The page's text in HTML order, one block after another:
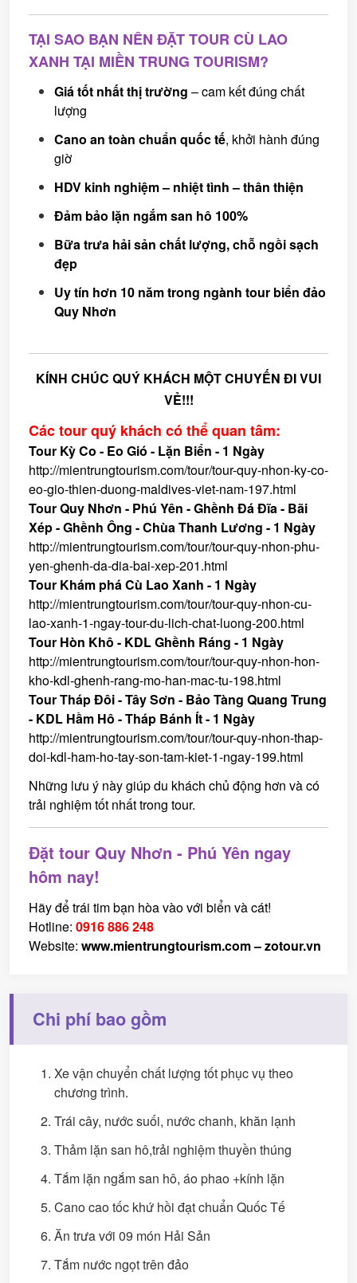
TẠI SAO BẠN NÊN ĐẶT TOUR CÙ LAO
XANH TẠI MIỀN TRUNG TOURISM?
Giá tốt nhất thị trường – cam kết đúng chất
lượng
Cano an toàn chuẩn quốc tế, khởi hành đúng
giờ
HDV kinh nghiệm – nhiệt tình – thân thiện
Đảm bảo lặn ngắm san hô 100%
Bữa trưa hải sản chất lượng, chỗ ngồi sạch
đẹp
Uy tín hơn 10 năm trong ngành tour biển đảo
Quy Nhơn
KÍNH CHÚC QUÝ KHÁCH MỘT CHUYẾN ĐI VUI
VẺ!!!
Các tour quý khách có thể quan tâm:
Tour Kỳ Co - Eo Gió - Lặn Biển - 1 Ngày
http://mientrungtourism.com/tour/tour-quy-nhon-ky-co-
eo-gio-thien-duong-maldives-viet-nam-197.html
Tour Quy Nhơn - Phú Yên - Ghềnh Đá Đĩa - Bãi
Xép - Ghềnh Ông - Chùa Thanh Lương - 1 Ngày
http://mientrungtourism.com/tour/tour-quy-nhon-phu-
yen-ghenh-da-dia-bai-xep-201.html
Tour Khám phá Cù Lao Xanh - 1 Ngày
http://mientrungtourism.com/tour/tour-quy-nhon-cu-
lao-xanh-1-ngay-tour-du-lich-chat-luong-200.html
Tour Hòn Khô - KDL Ghềnh Ráng - 1 Ngày
http://mientrungtourism.com/tour/tour-quy-nhon-hon-
kho-kdl-ghenh-rang-mo-han-mac-tu-198.html
Tour Tháp Đôi - Tây Sơn - Bảo Tàng Quang Trung
- KDL Hầm Hô - Tháp Bánh Ít - 1 Ngày
http://mientrungtourism.com/tour/tour-quy-nhon-thap-
doi-kdl-ham-ho-tay-son-tam-kiet-1-ngay-199.html
Những lưu ý này giúp du khách chủ động hơn và có
trải nghiệm tốt nhất trong tour.
Đặt tour Quy Nhơn - Phú Yên ngay
hôm nay!
Hãy để trái tim bạn hòa vào với biển và cát!
Hotline: 0916 886 248
Website: www.mientrungtourism.com–zotour.vn
Chi phí bao gồm
Xe vận chuyển chất lượng tốt phục vụ theo
chương trình.
Trái cây, nước suối, nước chanh, khăn lạnh
Thảm lặn san hô,trải nghiệm thuyền thúng
Tắm lặn ngắm san hô, áo phao +kính lặn
Cano cao tốc khứ hồi đạt chuẩn Quốc Tế
Ăn trưa với 09 món Hải Sản
Tắm nước ngọt trên đảo